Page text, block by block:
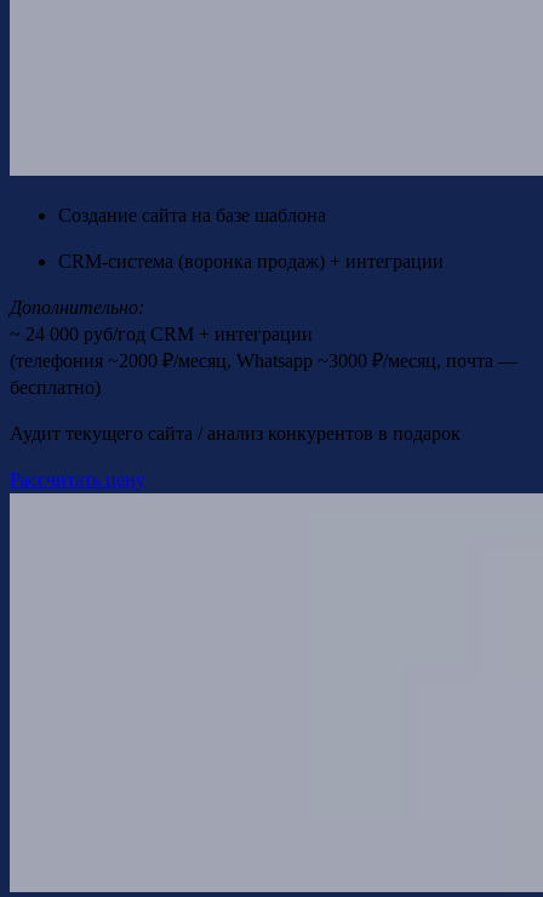
Создание сайта на базе шаблона
CRM-система (воронка продаж) + интеграции
Дополнительно:
~ 24 000 руб/год CRM + интеграции
(телефония ~2000 ₽/месяц, Whatsapp ~3000 ₽/месяц, почта —
бесплатно)
Аудит текущего сайта / анализ конкурентов в подарок
Рассчитать цену